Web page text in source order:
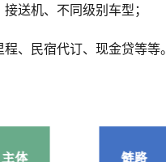
送机、不同级别车型；
、民宿代订、现金贷等等。